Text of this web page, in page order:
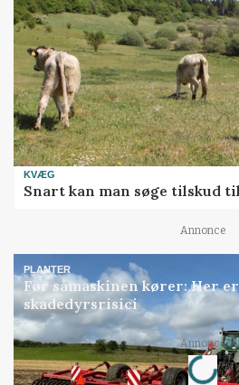
KVÆG
Snart kan man søge tilskud
Annonce
PLANTER
Før såmaskinen kører: Her
skadedyrsrisici
Annonce
Loading...